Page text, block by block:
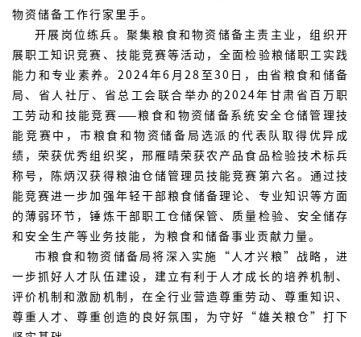
物资储备工作行家里手。
开展岗位练兵。聚集粮食和物资储备主责主业，组织开
展职工知识竞赛、技能竞赛等活动，全面检验粮储职工实践
能力和专业素养。2024年6月28至30日，由省粮食和储备
局、省人社厅、省总工会联合举办的2024年甘肃省百万职
工劳动和技能竞赛——粮食和物资储备系统安全仓储管理技
能竞赛中，市粮食和物资储备局选派的代表队取得优异成
绩，荣获优秀组织奖，邢雁晴荣获农产品食品检验技术标兵
称号，陈炳汉获得粮油仓储管理员技能竞赛第六名。通过技
能竞赛进一步加强年轻干部粮食储备理论、专业知识等方面
的薄弱环节，锤炼干部职工仓储保管、质量检验、安全储存
和安全生产等业务技能，为粮食和储备事业贡献力量。
市粮食和物资储备局将深入实施“人才兴粮”战略，进
一步抓好人才队伍建设，建立有利于人才成长的培养机制、
评价机制和激励机制，在全行业营造尊重劳动、尊重知识、
尊重人才、尊重创造的良好氛围，为守好“雄关粮仓”打下